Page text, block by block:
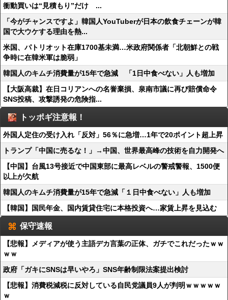
衝動買いは“見積もり”だけ ...
「今がチャンスですよ」韓国人YouTuberが日本の飲食チェーンが韓
国で大ウケする理由を熱...
米国、パトリオット在庫1700基未満…米政府関係者「北朝鮮との戦
争時に在韓米軍は脆弱」
韓国人のキムチ消費量が15年で急減 「1日中食べない」人も増加
【大阪高裁】在日コリアンへの名誉棄損、泉南市議に再び賠償命令
SNS投稿、攻撃誘発の危険指...
トッポギ注意報！
外国人定住の受け入れ「反対」56％に急増…1年で20ポイント超上昇
トランプ「中国に売るな！」→中国、世界最高峰の技術を自力開発へ
【中国】台風13号接近で中国東部に最高レベルの警戒警報、1500便
以上が欠航
韓国人のキムチ消費量が15年で急減「１日中食べない」人も増加
【韓国】国民年金、国内賃貸住宅に本格投資へ…家賃上昇を見込む
保守速報
【悲報】メディアが使う主語デカ言葉の正体、ガチでこれだったｗｗ
ｗｗ
政府「ガキにSNSは早いやろ」SNS年齢制限法案提出検討
【悲報】消費税減税に反対している自民党議員9人が判明ｗｗｗｗｗ
ｗ